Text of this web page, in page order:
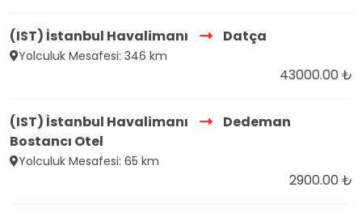
(IST) İstanbul Havalimanı Datça
Yolculuk Mesafesi: 346 km
43000.00 ₺
(IST) İstanbul Havalimanı
Dedeman
Bostancı Otel
Yolculuk Mesafesi: 65 km
2900.00 ₺